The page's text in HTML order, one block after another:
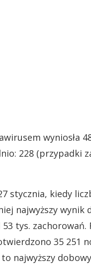
wyniosła
228 (przypadki
stycznia, kiedy
najwyższy wynik
tys. zachorowań.
35 251
najwyższy